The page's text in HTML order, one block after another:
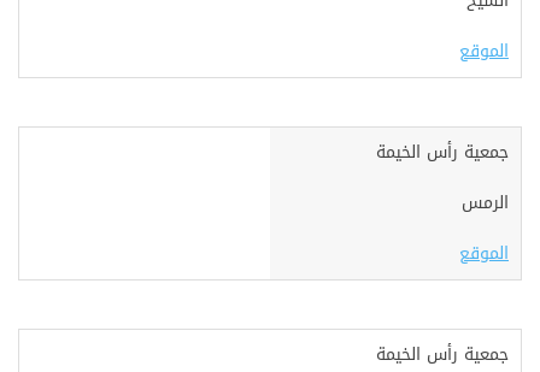
الموقع
جمعية رأس الخيمة
الرمس
الموقع
جمعية رأس الخيمة